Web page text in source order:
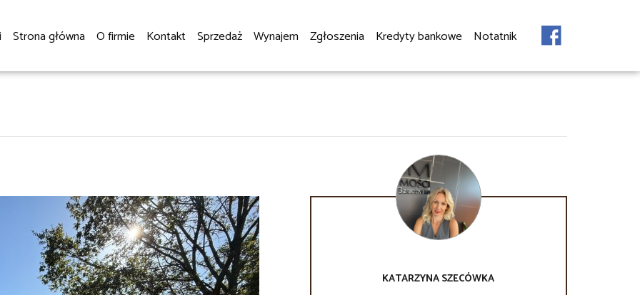
Strona główna O firmie Kontakt Sprzedaż Wynajem Zgłoszenia Kredyty bankowe Notatnik
KATARZYNASZECÓWKA